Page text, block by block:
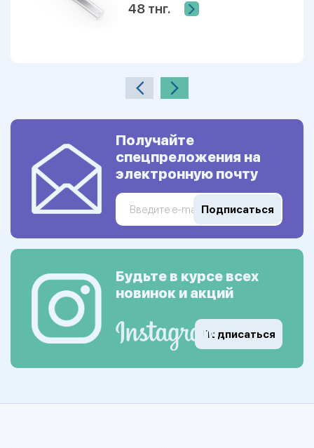
48 тнг.
Получайте
спецпреложения на
электронную почту
Подписаться
Будьте в курсе всех
новинок и акций
Подписаться